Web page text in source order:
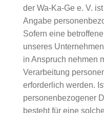
der Wa-Ka-Ge e. V.
Angabe
Sofern eine
unseres
in Anspruch nehmen
Verarbeitung
erforderlich werden.
personenbezogener
besteht für eine